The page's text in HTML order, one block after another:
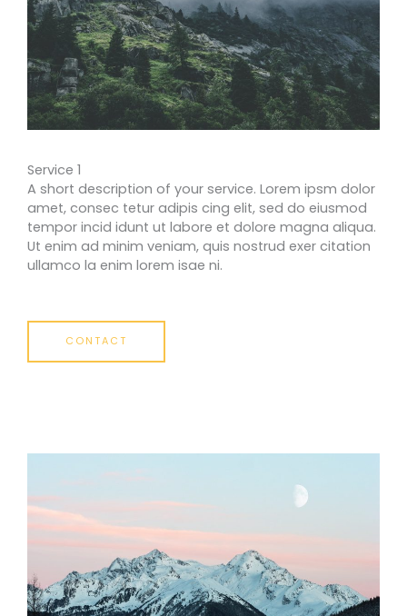
Service 1
A short description of your service. Lorem ipsm dolor
amet, consec tetur adipis cing elit, sed do eiusmod
tempor incid idunt ut labore et dolore magna aliqua.
Ut enim ad minim veniam, quis nostrud exer citation
ullamco la enim lorem isae ni.
CONTACT